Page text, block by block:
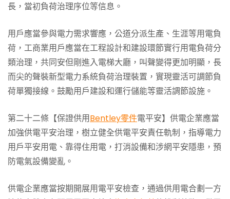
長，當初負荷治理序位等信息。
用戶應當參與電力需求響應，公道分派生產、生涯等用電負
荷，工商業用戶應當在工程設計和建設環節實行用電負荷分
類治理，共同安但剛進入電梯大廳，叫聲變得更加明顯，長
而尖的聲裝新型電力系統負荷治理裝置，實現靈活可調節負
荷單獨接線。鼓勵用戶建設和運行儲能等靈活調節設施。
第二十二條【保證供用Bentley零件電平安】供電企業應當
加強供電平安治理，樹立健全供電平安責任軌制，指導電力
用戶平安用電、靠得住用電，打消設備和涉網平安隱患，預
防電氣設備變亂。
供電企業應當按期開展用電平安檢查，通過供用電合劃一方